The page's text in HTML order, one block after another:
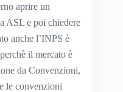
aprire un
ASL e poi chiedere
anche l’INPS è
il mercato è
da Convenzioni,
le convenzioni